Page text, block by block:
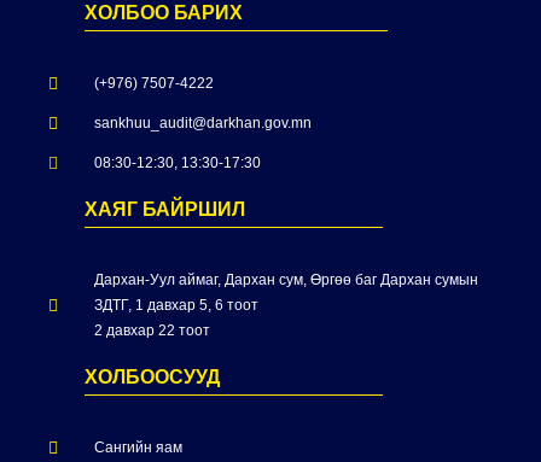
ХОЛБОО БАРИХ
(+976) 7507-4222
sankhuu_audit@darkhan.gov.mn
08:30-12:30, 13:30-17:30
ХАЯГ БАЙРШИЛ
Дархан-Уул аймаг, Дархан сум, Өргөө баг Дархан сумын
ЗДТГ, 1 давхар 5, 6 тоот
2 давхар 22 тоот
ХОЛБООСУУД
Сангийн яам